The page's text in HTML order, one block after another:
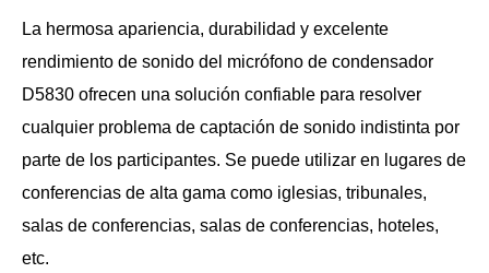
La hermosa apariencia, durabilidad y excelente
rendimiento de sonido del micrófono de condensador
D5830 ofrecen una solución confiable para resolver
cualquier problema de captación de sonido indistinta por
parte de los participantes. Se puede utilizar en lugares de
conferencias de alta gama como iglesias, tribunales,
salas de conferencias, salas de conferencias, hoteles,
etc.